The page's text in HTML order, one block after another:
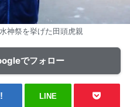
神祭を挙げた田頭虎親
でフォロー
LINE